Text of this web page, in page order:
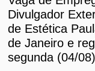
Divulgador
de Estética
de Janeiro e
segunda (04/08)